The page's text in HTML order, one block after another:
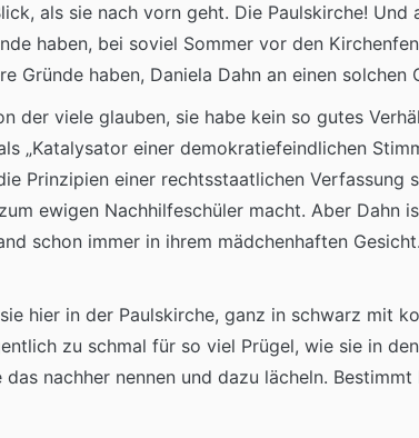
als sie nach vorn geht. Die Paulskirche!
haben, bei soviel Sommer vor den
Gründe haben, Daniela Dahn an einen solchen
der viele glauben, sie habe kein so gutes
„Katalysator einer demokratiefeindlichen
Prinzipien einer rechtsstaatlichen Verfassung
ewigen Nachhilfeschüler macht. Aber Dahn
schon immer in ihrem mädchenhaften
hier in der Paulskirche, ganz in schwarz mit
zu schmal für so viel Prügel, wie sie in
nachher nennen und dazu lächeln.